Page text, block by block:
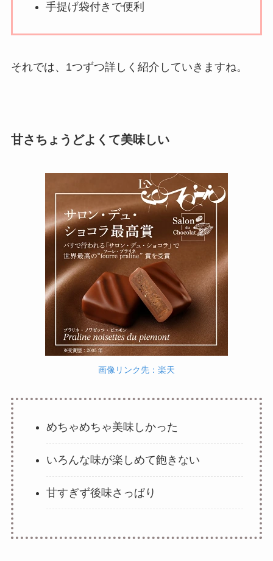
手提げ袋付きで便利
それでは、1つずつ詳しく紹介していきますね。
甘さちょうどよくて美味しい
画像リンク先：楽天
めちゃめちゃ美味しかった
いろんな味が楽しめて飽きない
甘すぎず後味さっぱり